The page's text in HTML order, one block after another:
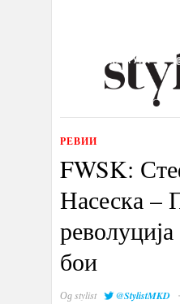
КУЛТУРА
ИЗЛОГ
РЕВИИ
FWSK:
Насеска –
бои
Одstylist @StylistMKD ·